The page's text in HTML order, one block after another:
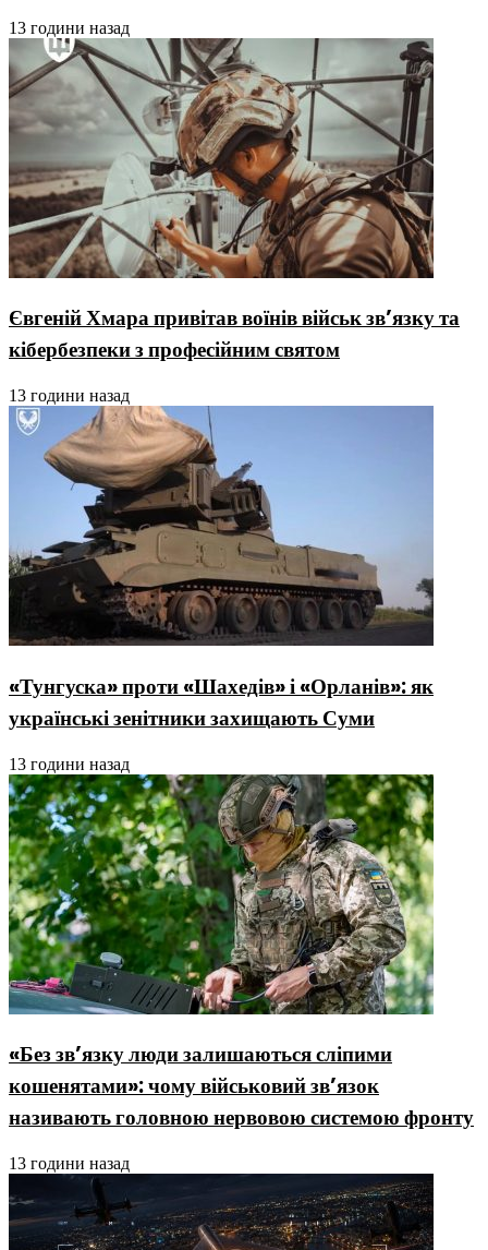
13 години назад
Євгеній Хмара привітав воїнів військ зв’язку та
кібербезпеки з професійним святом
13 години назад
«Тунгуска» проти «Шахедів» і «Орланів»: як
українські зенітники захищають Суми
13 години назад
«Без зв’язку люди залишаються сліпими
кошенятами»: чому військовий зв’язок
називають головною нервовою системою фронту
13 години назад